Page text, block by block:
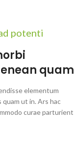
potenti
quam
elementum
ut in. Ars hac
curae parturient